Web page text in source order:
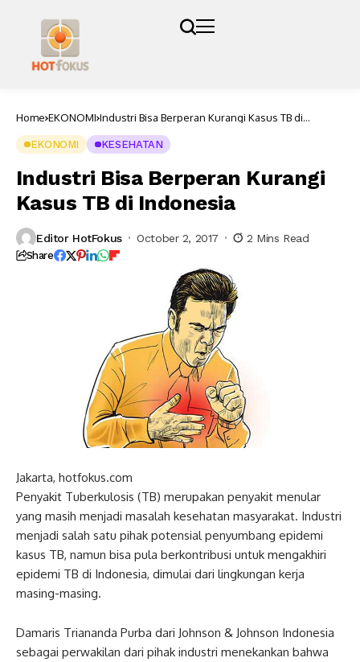
Home EKONOMI Industri Bisa Berperan Kurangi Kasus TB di
EKONOMI KESEHATAN
Industri Bisa Berperan Kurangi
Kasus TB di Indonesia
Editor HotFokus October 2, 2017 2 Mins Read
Share
Jakarta, hotfokus.com
Penyakit Tuberkulosis (TB) merupakan penyakit menular
yang masih menjadi masalah kesehatan masyarakat. Industri
menjadi salah satu pihak potensial penyumbang epidemi
kasus TB, namun bisa pula berkontribusi untuk mengakhiri
epidemi TB di Indonesia, dimulai dari lingkungan kerja
masing-masing.
Damaris Triananda Purba dari Johnson & Johnson Indonesia
sebagai perwakilan dari pihak industri menekankan bahwa